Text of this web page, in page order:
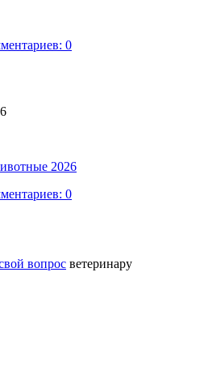
0
2026
0
вопрос ветеринару